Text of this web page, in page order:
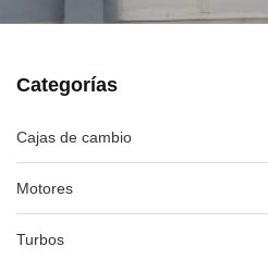
Categorías
Cajas de cambio
Motores
Turbos